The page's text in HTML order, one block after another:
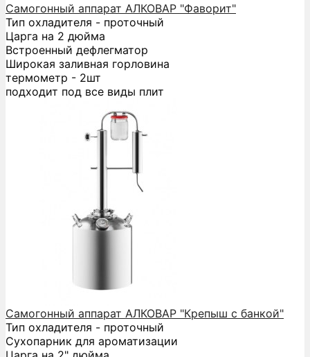
Самогонный аппарат АЛКОВАР "Фаворит"
Тип охладителя - проточный
Царга на 2 дюйма
Встроенный дефлегматор
Широкая заливная горловина
термометр - 2шт
подходит под все виды плит
Самогонный аппарат АЛКОВАР "Крепыш с банкой"
Тип охладителя - проточный
Сухопарник для ароматизации